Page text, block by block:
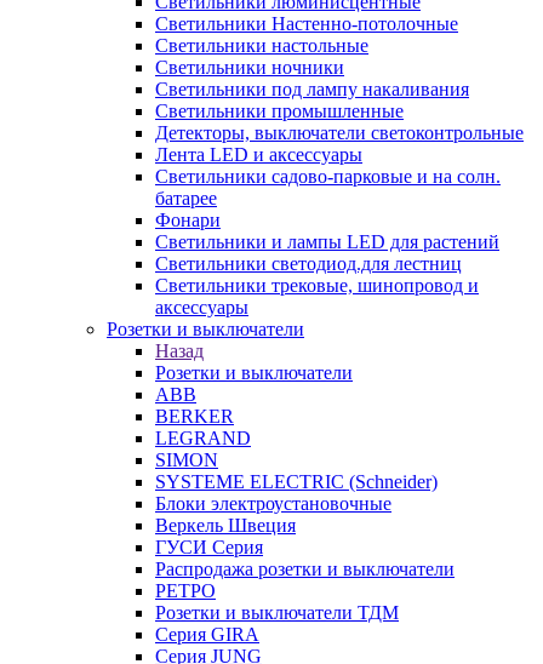
Светильники Настенно-потолочные
Светильники настольные
Светильники ночники
Светильники под лампу накаливания
Светильники промышленные
Детекторы, выключатели светоконтрольные
Лента LED и аксессуары
Светильники садово-парковые и на солн.
батарее
Фонари
Светильники и лампы LED для растений
Светильники светодиод.для лестниц
Светильники трековые, шинопровод и
аксессуары
Розетки и выключатели
Назад
Розетки и выключатели
ABB
BERKER
LEGRAND
SIMON
SYSTEME ELECTRIC (Schneider)
Блоки электроустановочные
Веркель Швеция
ГУСИ Серия
Распродажа розетки и выключатели
РЕТРО
Розетки и выключатели ТДМ
Серия GIRA
Серия JUNG